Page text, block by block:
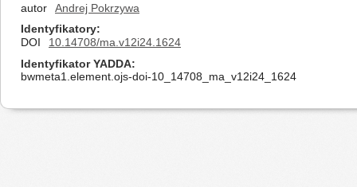
autor
Andrej Pokrzywa
Identyfikatory
DOI
10.14708/ma.v12i24.1624
Identyfikator YADDA
bwmeta1.element.ojs-doi-10_14708_ma_v12i24_1624